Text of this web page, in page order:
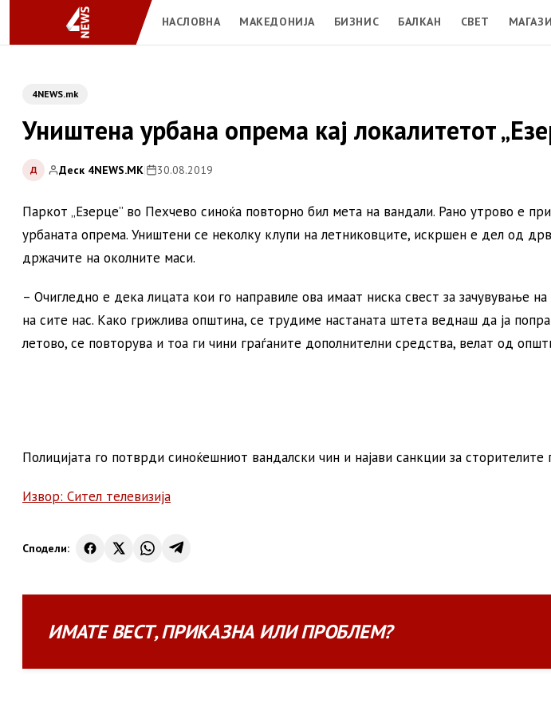
НАСЛОВНА МАКЕДОНИЈА БИЗНИС БАЛКАН СВЕТ
4NEWS.mk
Уништена урбана опрема кај локалитетот
Д Деск 4NEWS.MK| 30.08.2019
Паркот „Езерце” во Пехчево синоќа повторно бил мета на вандали. Рано утрово е
урбаната опрема. Уништени се неколку клупи на летниковците, искршен е дел од
држачите на околните маси.
– Очигледно е дека лицата кои го направиле ова имаат ниска свест за зачувување
на сите нас. Како грижлива општина, се трудиме настаната штета веднаш да ја
летово, се повторува и тоа ги чини граѓаните дополнителни средства, велат од
Полицијата го потврди синоќешниот вандалски чин и најави санкции за
Извор: Сител телевизија
Сподели:
ИМАТЕВЕСТ,ПРИКАЗНА ИЛИПРОБЛЕМ?